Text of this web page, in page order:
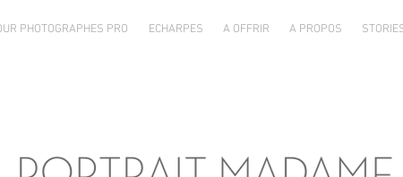
PHOTOGRAPHES PRO ECHARPES A OFFRIR A PROPOS